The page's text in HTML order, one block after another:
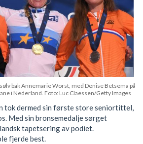
bak Annemarie Worst, med Denise Betsema på
i Nederland. Foto: Luc Claessen/Getty Images
tok dermed sin første store seniortittel,
Med sin bronsemedalje sørget
tapetsering av podiet.
fjerde best.